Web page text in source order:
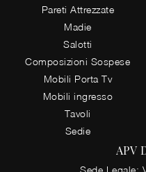
Pareti Attrezzate
Madie
Salotti
Composizioni Sospese
Mobili Porta Tv
Mobili ingresso
Tavoli
Sedie
APV